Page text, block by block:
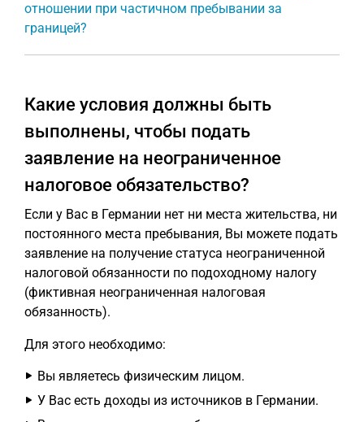
отношении при частичном пребывании за
границей?
Какие условия должны быть
выполнены, чтобы подать
заявление на неограниченное
налоговое обязательство?
Если у Вас в Германии нет ни места жительства, ни
постоянного места пребывания, Вы можете подать
заявление на получение статуса неограниченной
налоговой обязанности по подоходному налогу
(фиктивная неограниченная налоговая
обязанность).
Для этого необходимо:
Вы являетесь физическим лицом.
У Вас есть доходы из источников в Германии.